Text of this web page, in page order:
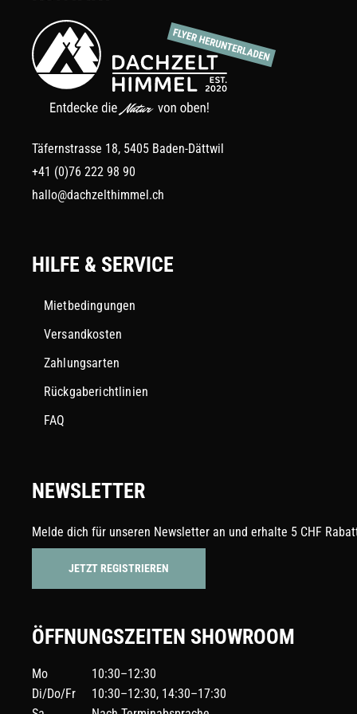
Täfernstrasse 18, 5405 Baden-Dättwil
+41 (0)76 222 98 90
hallo@dachzelthimmel.ch
HILFE & SERVICE
Mietbedingungen
Versandkosten
Zahlungsarten
Rückgaberichtlinien
FAQ
NEWSLETTER
Melde dich für unseren Newsletter an und erhalte 5 CHF
JETZT REGISTRIEREN
ÖFFNUNGSZEITEN SHOWROOM
Mo
10:30–12:30
Di/Do/Fr
10:30–12:30, 14:30–17:30